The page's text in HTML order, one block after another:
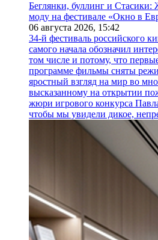
Беглянки, буллинг и Стасики:
моду на фестивале «Окно в
06 августа 2026, 15:42
34-й фестиваль российского
самого начала обозначил
том числе и потому, что
программе фильмы сняты
яростный взгляд на мир во
высказанному на открытии
жюри игрового конкурса
чтобы мы увидели дикое,